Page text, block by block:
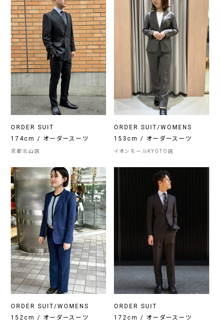
ORDER SUIT
174cm / オーダースーツ
京都北山店
ORDER SUIT/WOMENS
153cm / オーダースーツ
イオンモールKYOTO店
ORDER SUIT/WOMENS
152cm / オーダースーツ
ORDER SUIT
172cm / オーダースーツ